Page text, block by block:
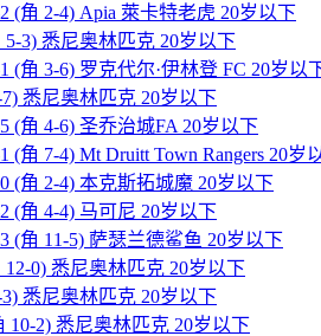
(角 2-4) Apia 萊卡特老虎 20岁以下
3) 悉尼奥林匹克 20岁以下
(角 3-6) 罗克代尔·伊林登 FC 20岁以
悉尼奥林匹克 20岁以下
(角 4-6) 圣乔治城FA 20岁以下
角 7-4) Mt Druitt Town Rangers 20岁
(角 2-4) 本克斯拓城魔 20岁以下
(角 4-4) 马可尼 20岁以下
(角 11-5) 萨瑟兰德鲨鱼 20岁以下
0) 悉尼奥林匹克 20岁以下
悉尼奥林匹克 20岁以下
10-2) 悉尼奥林匹克 20岁以下